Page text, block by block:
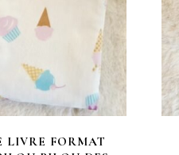
LIVRE FORMAT